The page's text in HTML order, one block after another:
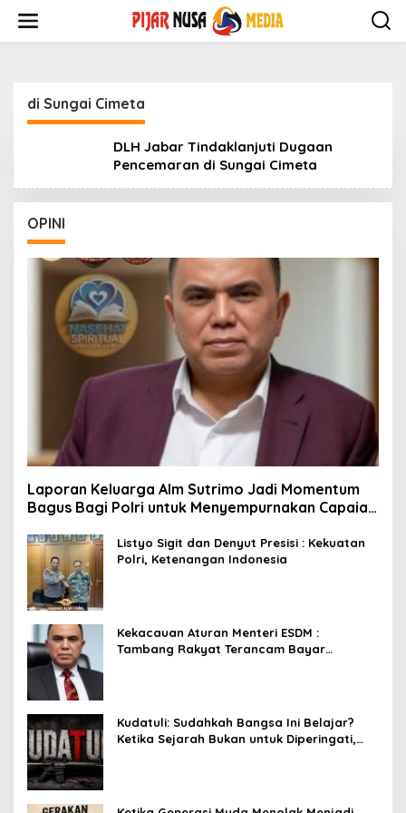
content
di Sungai Cimeta
DLH Jabar Tindaklanjuti Dugaan
Pencemaran di Sungai Cimeta
OPINI
Laporan Keluarga Alm Sutrimo Jadi Momentum
Bagus Bagi Polri untuk Menyempurnakan Capaian
Listyo Sigit dan Denyut Presisi : Kekuatan
Polri, Ketenangan Indonesia
Kekacauan Aturan Menteri ESDM :
Tambang Rakyat Terancam Bayar
Kudatuli: Sudahkah Bangsa Ini Belajar?
Ketika Sejarah Bukan untuk Diperingati,